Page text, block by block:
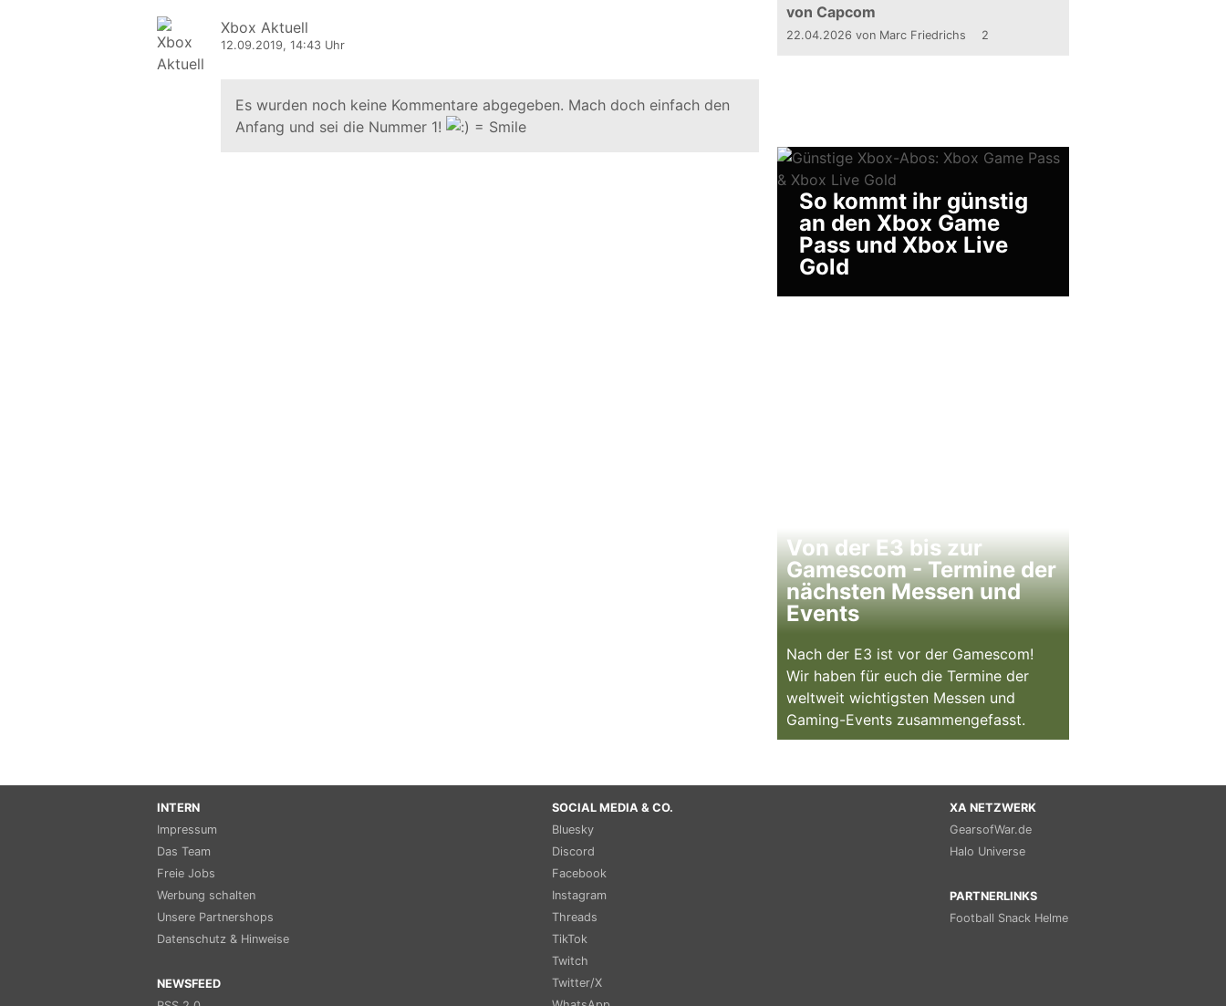
Xbox Aktuell
12.09.2019, 14:43 Uhr
Es wurden noch keine Kommentare abgegeben. Mach doch einfach den
Anfang und sei die Nummer 1!
von Capcom
22.04.2026 von Marc Friedrichs 2
So kommt ihr günstig
an den Xbox Game
Pass und Xbox Live
Gold
Von der E3 bis zur
Gamescom - Termine der
nächsten Messen und
Events
Nach der E3 ist vor der Gamescom!
Wir haben für euch die Termine der
weltweit wichtigsten Messen und
Gaming-Events zusammengefasst.
INTERN
Impressum
Das Team
Freie Jobs
Werbung schalten
Unsere Partnershops
Datenschutz & Hinweise
NEWSFEED
SOCIAL MEDIA & CO.
Bluesky
Discord
Facebook
Instagram
Threads
TikTok
Twitch
Twitter/X
XA NETZWERK
GearsofWar.de
Halo Universe
PARTNERLINKS
Football Snack Helme